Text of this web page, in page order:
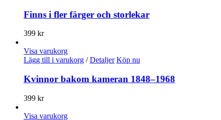
Finns i fler färger och storlekar
399 kr
Visa varukorg
Lägg till i varukorg / Detaljer Köp nu
Kvinnor bakom kameran 1848–1968
399 kr
Visa varukorg